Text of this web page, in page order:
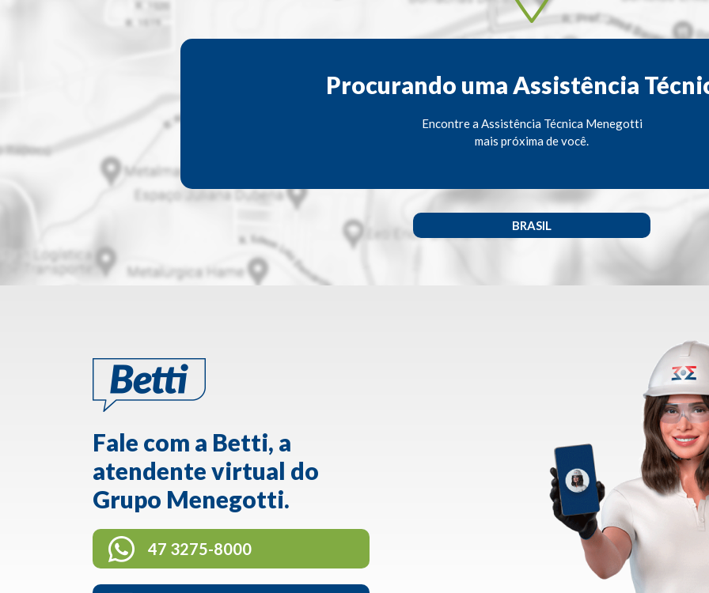
Procurando uma Assistência
Encontre a Assistência Técnica Menegotti
mais próxima de você.
BRASIL
Fale com a Betti, a
atendente virtual do
Grupo Menegotti.
47 3275-8000